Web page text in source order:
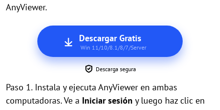
AnyViewer.
Descargar Gratis
Win 11/10/8.1/8/7/Server
Descarga segura
Paso 1. Instala y ejecuta AnyViewer en ambas
computadoras. Ve a Iniciar sesión y luego haz clic en